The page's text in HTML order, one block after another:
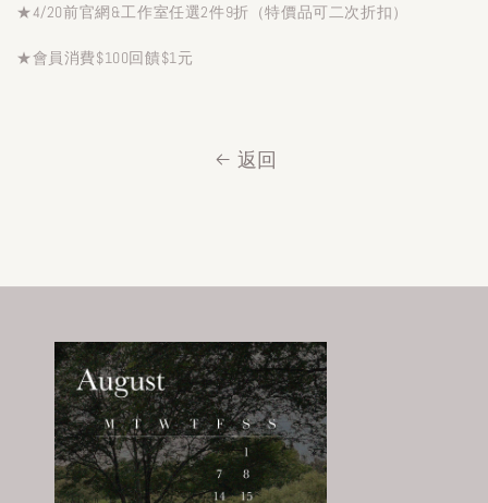
★4/20前官網&工作室任選2件9折（特價品可二次折扣）
★會員消費$100回饋$1元
返回